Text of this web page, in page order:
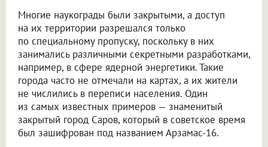
Многие наукограды были закрытыми, а доступ
на их территории разрешался только
по специальному пропуску, поскольку в них
занимались различными секретными разработками,
например, в сфере ядерной энергетики. Такие
города часто не отмечали на картах, а их жители
не числились в переписи населения. Один
из самых известных примеров — знаменитый
закрытый город Саров, который в советское время
был зашифрован под названием Арзамас-16.